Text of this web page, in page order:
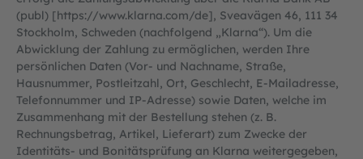
(publ) [https://www.klarna.com/de], Sveavägen 46, 111 34
Stockholm, Schweden (nachfolgend „Klarna“). Um die
Abwicklung der Zahlung zu ermöglichen, werden Ihre
persönlichen Daten (Vor- und Nachname, Straße,
Hausnummer, Postleitzahl, Ort, Geschlecht, E-Mailadresse,
Telefonnummer und IP-Adresse) sowie Daten, welche im
Zusammenhang mit der Bestellung stehen (z. B.
Rechnungsbetrag, Artikel, Lieferart) zum Zwecke der
Identitäts- und Bonitätsprüfung an Klarna weitergegeben,